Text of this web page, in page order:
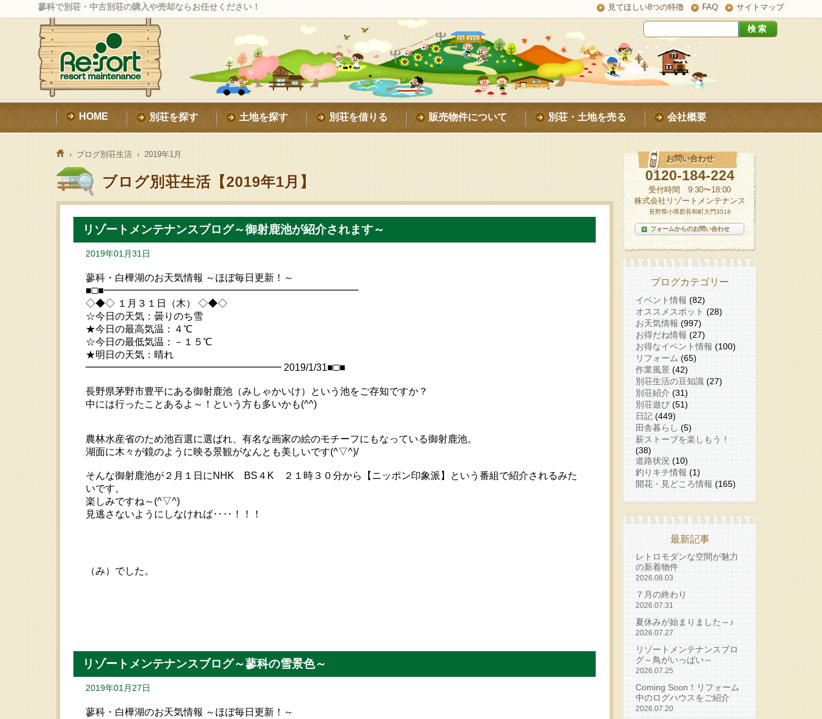
蓼科で別荘・中古別荘の購入や売却ならお任せください！ 見てほしい8つの特徴 FAQ サイトマップ
HOME 別荘を探す 土地を探す 別荘を借りる 販売物件について 別荘・土地を売る 会社概要
›ブログ別荘生活› 2019年1月
ブログ別荘生活【2019年1月】
リゾートメンテナンスブログ～御射鹿池が紹介されます～
2019年01月31日
蓼科・白樺湖のお天気情報 ～ほぼ毎日更新！～
■□■━━━━━━━━━━━━━━━━━━━━━━━━━━
◇◆◇ １月３１日（木） ◇◆◇
☆今日の天気：曇りのち雪
★今日の最高気温：４℃
☆今日の最低気温：－１５℃
★明日の天気：晴れ
━━━━━━━━━━━━━━━━━━━━ 2019/1/31■□■
長野県茅野市豊平にある御射鹿池（みしゃかいけ）という池をご存知ですか？
中には行ったことあるよ～！という方も多いかも(^^)
農林水産省のため池百選に選ばれ、有名な画家の絵のモチーフにもなっている御射鹿池。
湖面に木々が鏡のように映る景観がなんとも美しいです(^▽^)/
そんな御射鹿池が２月１日にNHK BS４K ２１時３０分から【ニッポン印象派】という番組で紹介されるみた
いです。
楽しみですね～(^▽^)
見逃さないようにしなければ‥‥！！！
（み）でした。
リゾートメンテナンスブログ～蓼科の雪景色～
2019年01月27日
蓼科・白樺湖のお天気情報 ～ほぼ毎日更新！～
お問い合わせ
0120-184-224
受付時間 9:30〜18:00
株式会社リゾートメンテナンス
長野県小県郡長和町大門3518
フォームからのお問い合わせ
ブログカテゴリー
イベント情報 (82)
オススメスポット (28)
お天気情報 (997)
お得だね情報 (27)
お得なイベント情報 (100)
リフォーム (65)
作業風景 (42)
別荘生活の豆知識 (27)
別荘紹介 (31)
別荘遊び (51)
日記 (449)
田舎暮らし (5)
薪ストーブを楽しもう！
(38)
道路状況 (10)
釣りキチ情報 (1)
開花・見どころ情報 (165)
最新記事
レトロモダンな空間が魅力
の新着物件
2026.08.03
７月の終わり
2026.07.31
夏休みが始まりました～♪
2026.07.27
リゾートメンテナンスブロ
グ～鳥がいっぱい～
2026.07.25
Coming Soon！リフォーム
中のログハウスをご紹介
2026.07.20